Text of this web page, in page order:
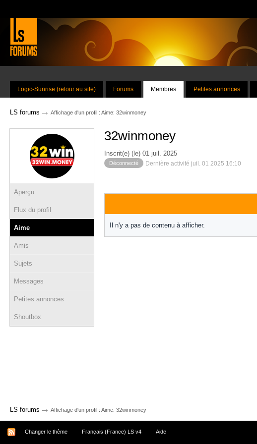
Logic-Sunrise (retour au site) Forums Membres Petites annonces
LS forums → Affichage d'un profil : Aime: 32winmoney
Aperçu
Flux du profil
Aime
Amis
Sujets
Messages
Petites annonces
Shoutbox
32winmoney
Inscrit(e) (le) 01 juil. 2025
Déconnecté Dernière activité juil. 01 2025 16:10
Il n'y a pas de contenu à afficher.
LS forums → Affichage d'un profil : Aime: 32winmoney
Changer le thème Français (France) LS v4 Aide